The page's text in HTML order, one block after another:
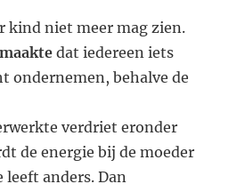
kind niet meer mag zien.
dat iedereen iets
ondernemen, behalve de
verdriet eronder
de energie bij de moeder
leeft anders. Dan